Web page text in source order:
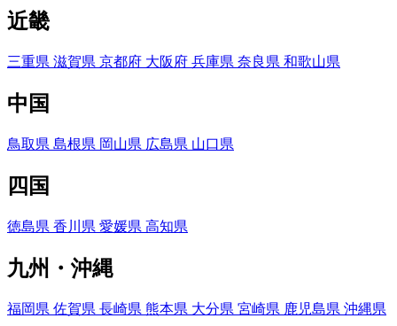
近畿
三重県 滋賀県 京都府 大阪府 兵庫県 奈良県 和歌山県
中国
鳥取県 島根県 岡山県 広島県 山口県
四国
徳島県 香川県 愛媛県 高知県
九州・沖縄
福岡県 佐賀県 長崎県 熊本県 大分県 宮崎県 鹿児島県 沖縄県